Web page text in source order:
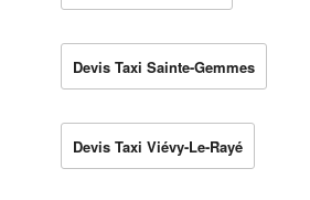
Devis Taxi Sainte-Gemmes
Devis Taxi Viévy-Le-Rayé